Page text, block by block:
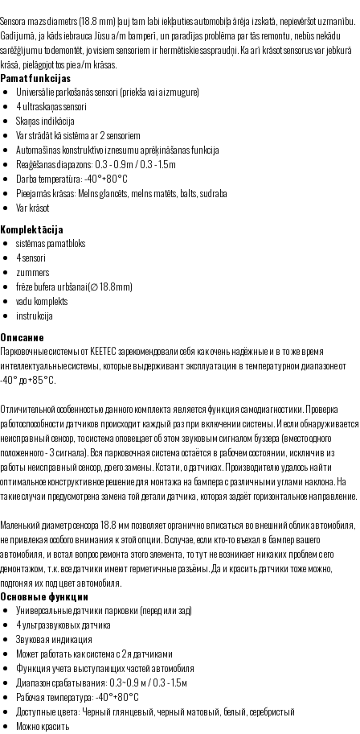
Sensora mazs diametrs (18.8 mm) ļauj tam labi iekļauties automobiļa ārēja izskatā, nepievēršot uzmanību.
Gadījumā, ja kāds iebrauca Jūsu a/m bamperī, un paradījas problēma par tās remontu, nebūs nekādu
sarēžģījumu to demontēt, jo visiem sensoriem ir hermētiskie saspraudņi. Ka arī krāsot sensorus var jebkurā
krāsā, pielāgojot tos pie a/m krāsas.
Pamatfunkcijas
Universālie parkošanās sensori (priekša vai aizmugure)
4 ultraskaņas sensori
Skaņas indikācija
Var strādāt kā sistēma ar 2 sensoriem
Automašīnas konstruktīvo iznesumu aprēķināšanas funkcija
Reaģēšanas diapazons: 0.3 - 0.9m / 0.3 - 1.5m
Darba temperatūra: -40°+80°С
Pieejamās krāsas: Melns glancēts, melns matēts, balts, sudraba
Var krāsot
Komplektācija
sistēmas pamatbloks
4 sensori
zummers
frēze bufera urbšanai(∅ 18.8mm)
vadu komplekts
instrukcija
Описание
Парковочные системы от KEETEC зарекомендовали себя как очень надёжные и в то же время
интеллектуальные системы, которые выдерживают эксплуатацию в температурном диапазоне от
-40° до +85°С.
Отличительной особенностью данного комплекта является функция самодиагностики. Проверка
работоспособности датчиков происходит каждый раз при включении системы. И если обнаруживается
неисправный сенсор, то система оповещает об этом звуковым сигналом буззера (вместо одного
положенного - 3 сигнала). Вся парковочная система остаётся в рабочем состоянии, исключив из
работы неисправный сенсор, до его замены. Кстати, о датчиках. Производителю удалось найти
оптимальное конструктивное решение для монтажа на бампера с различными углами наклона. На
такие случаи предусмотрена замена той детали датчика, которая задаёт горизонтальное направление.
Маленький диаметр сенсора 18.8 мм позволяет органично вписаться во внешний облик автомобиля,
не привлекая особого внимания к этой опции. В случае, если кто-то въехал в бампер вашего
автомобиля, и встал вопрос ремонта этого элемента, то тут не возникает никаких проблем с его
демонтажом, т.к. все датчики имеют герметичные разъёмы. Да и красить датчики тоже можно,
подгоняя их под цвет автомобиля.
Основные функции
Универсальные датчики парковки (перед или зад)
4 ультразвуковых датчика
Звуковая индикация
Может работать как система с 2я датчиками
Функция учета выступающих частей автомобиля
Диапазон срабатывания: 0.3~0.9 м / 0.3 - 1.5м
Рабочая температура: -40°+80°С
Доступные цвета: Черный глянцевый, черный матовый, белый, серебристый
Можно красить